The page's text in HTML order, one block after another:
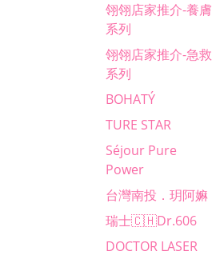
翎翎店家推介-養膚
系列
翎翎店家推介-急救
系列
BOHATÝ
TURE STAR
Séjour Pure
Power
台灣南投．玥阿嫲
瑞士🇨🇭Dr.606
DOCTOR LASER